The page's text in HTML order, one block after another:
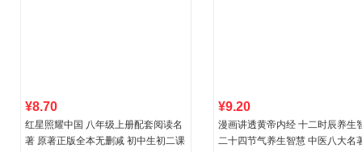
¥8.70
红星照耀中国 八年级上册配套阅读名
著 原著正版全本无删减 初中生初二课
¥9.20
漫画讲透黄帝内经 十二时辰养生
二十四节气养生智慧 中医八大名